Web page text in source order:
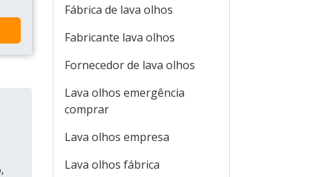
Fábrica de lava olhos
Fabricante lava olhos
Fornecedor de lava olhos
Lava olhos emergência
comprar
Lava olhos empresa
Lava olhos fábrica